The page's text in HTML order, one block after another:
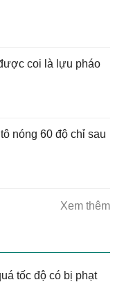
coi là lựu pháo
nóng 60 độ chỉ sau
Xem thêm
tốc độ có bị phạt